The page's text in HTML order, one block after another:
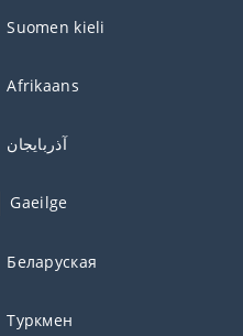
Suomen kieli
Afrikaans
آذربايجان
Gaeilge
Беларуская
Туркмен